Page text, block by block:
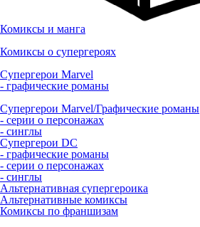
Комиксы и манга
Комиксы о супергероях
Супергерои Marvel
- графические романы
Супергерои Marvel/Графические романы
- серии о персонажах
- синглы
Супергерои DC
- графические романы
- серии о персонажах
- синглы
Альтернативная супергероика
Альтернативные комиксы
Комиксы по франшизам